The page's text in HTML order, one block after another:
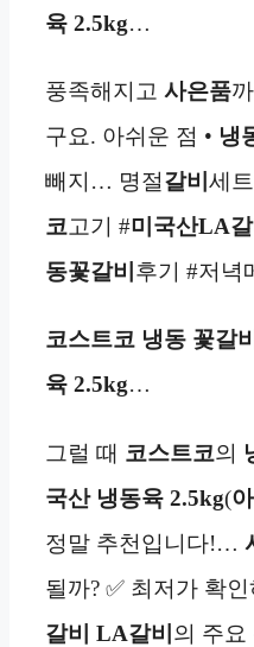
육 2.5kg…
풍족해지고 사은품
구요. 아쉬운 점 • 냉
빼지… 명절갈비 세
코고기 #미국산LA갈
동꽃갈비 후기 #저
코스트코 냉동 꽃갈
육 2.5kg…
그럴 때 코스트코의
국산 냉동육 2.5kg(
정말 추천입니다!…
될까? ✅ 최저가 확인
갈비 LA갈비 의 주